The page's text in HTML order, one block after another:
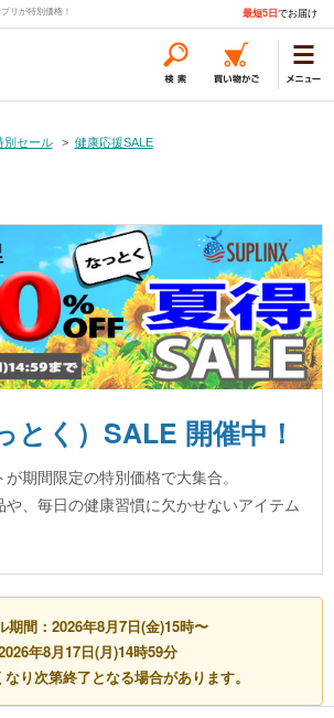
リが特別価格！ 最短5日 でお届け
別セール > 健康応援SALE
とく）SALE 開催中！
期間限定の特別価格で大集合。
、毎日の健康習慣に欠かせないアイテム
期間：2026年8月7日(金)15時〜
年8月17日(月)14時59分
り次第終了となる場合があります。